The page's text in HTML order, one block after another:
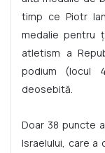
timp ce Piotr
medalie pentru
atletism a
podium (locul
deosebită.
Doar 38 puncte
Israelului, care a